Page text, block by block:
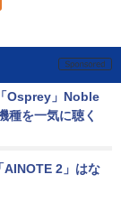
Osprey」Noble
種を一気に聴く
2」はな